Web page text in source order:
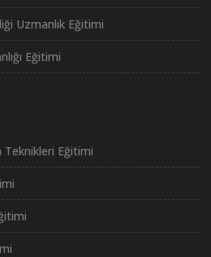
Uzmanlık Eğitimi
Eğitimi
Eğitimi